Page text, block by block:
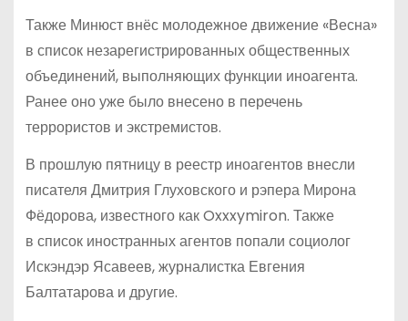
Также Минюст внёс молодежное движение «Весна»
в список незарегистрированных общественных
объединений, выполняющих функции иноагента.
Ранее оно уже было внесено в перечень
террористов и экстремистов.
В прошлую пятницу в реестр иноагентов внесли
писателя Дмитрия Глуховского и рэпера Мирона
Фёдорова, известного как Oxxxymiron. Также
в список иностранных агентов попали социолог
Искэндэр Ясавеев, журналистка Евгения
Балтатарова и другие.